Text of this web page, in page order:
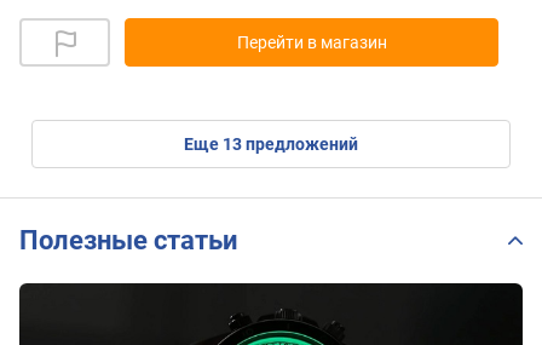
Перейти в магазин
eще 13предложений
Полезные статьи